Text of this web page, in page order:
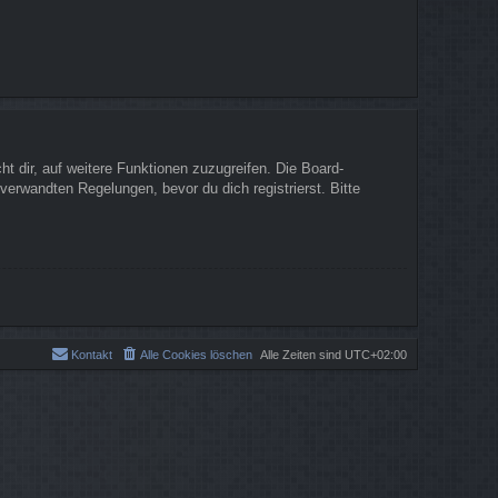
dir, auf weitere Funktionen zuzugreifen. Die Board-
Regelungen, bevor du dich registrierst. Bitte
Alle Zeiten sind UTC+02:00
Alle Cookies löschen
Kontakt